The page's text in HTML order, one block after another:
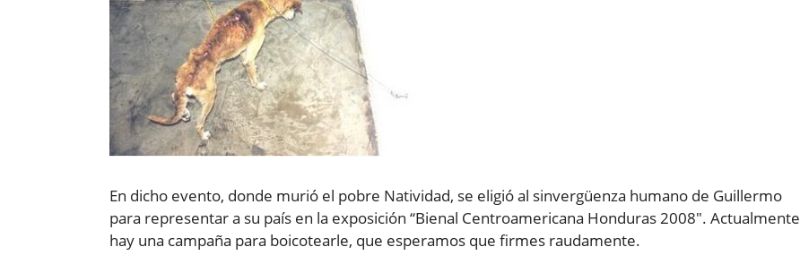
En dicho evento, donde murió el pobre Natividad, se eligió al sinvergüenza humano de Guillermo
para representar a su país en la exposición “Bienal Centroamericana Honduras 2008″. Actualmente
hay una campaña para boicotearle, que esperamos que firmes raudamente.